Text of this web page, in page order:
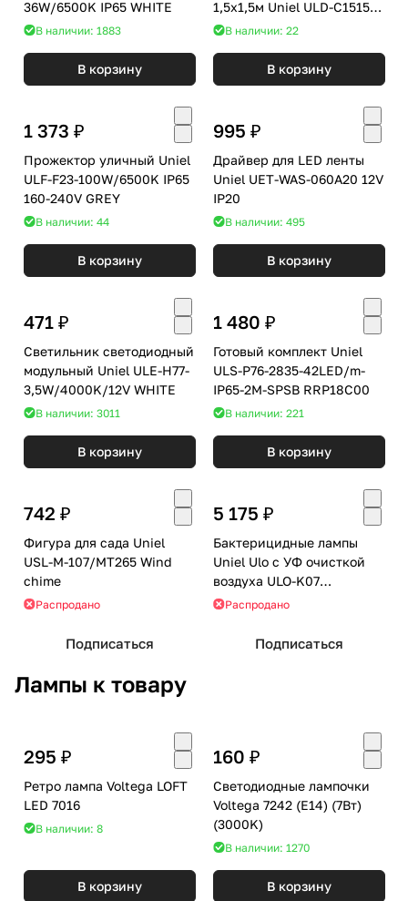
36W/6500K IP65 WHITE
В наличии: 1883
В корзину
1,5х1,5м Uniel ULD-C1515-
160/TWK WHITE IP67
В наличии: 22
В корзину
1 373 ₽
Прожектор уличный Uniel
ULF-F23-100W/6500K IP65
160-240V GREY
В наличии: 44
В корзину
995 ₽
Драйвер для LED ленты
Uniel UET-WAS-060A20 12V
IP20
В наличии: 495
В корзину
471 ₽
Cветильник светодиодный
модульный Uniel ULE-H77-
3,5W/4000K/12V WHITE
В наличии: 3011
В корзину
1 480 ₽
Готовый комплект Uniel
ULS-P76-2835-42LED/m-
IP65-2M-SPSB RRP18C00
В наличии: 221
В корзину
742 ₽
Фигура для сада Uniel
USL-M-107/MT265 Wind
chime
Распродано
Подписаться
5 175 ₽
Бактерицидные лампы
Uniel Ulo с УФ очисткой
воздуха ULO-K07
V/4000K/UVCB D01 BLACK
Распродано
Подписаться
Лампы к товару
295 ₽
Ретро лампа Voltega LOFT
LED 7016
В наличии: 8
В корзину
160 ₽
Светодиодные лампочки
Voltega 7242 (E14) (7Вт)
(3000K)
В наличии: 1270
В корзину